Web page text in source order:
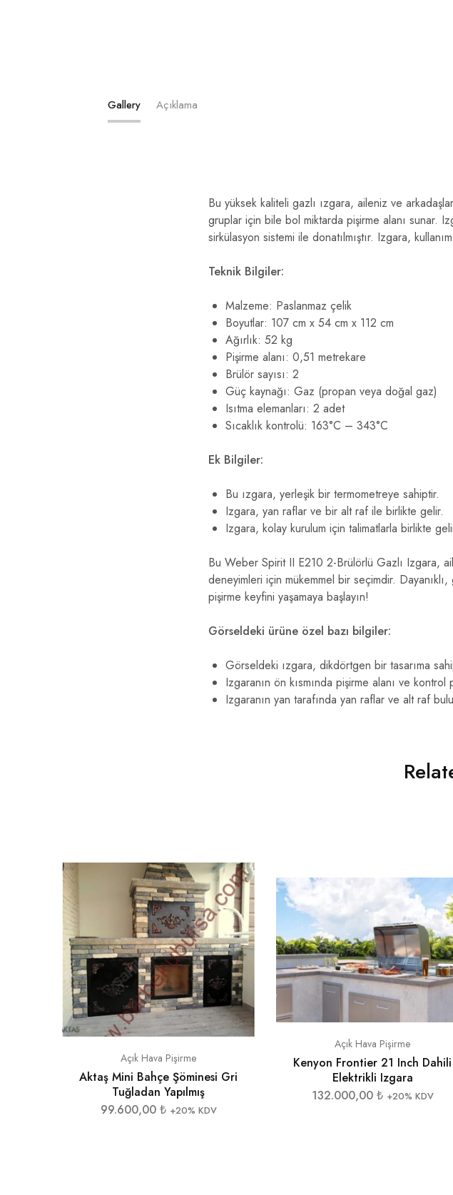
Gallery Açıklama
Bu yüksek kaliteli gazlı ızgara, aileniz ve
gruplar için bile bol miktarda pişirme alanı sunar.
sirkülasyon sistemi ile donatılmıştır. Izgara,
Teknik Bilgiler:
Malzeme: Paslanmaz çelik
Boyutlar: 107 cm x 54 cm x 112 cm
Ağırlık: 52 kg
Pişirme alanı: 0,51 metrekare
Brülör sayısı: 2
Güç kaynağı: Gaz (propan veya doğal gaz)
Isıtma elemanları: 2 adet
Sıcaklık kontrolü: 163°C – 343°C
Ek Bilgiler:
Bu ızgara, yerleşik bir termometreye sahiptir.
Izgara, yan raflar ve bir alt raf ile birlikte gelir.
Izgara, kolay kurulum için talimatlarla birlikte
Bu Weber Spirit II E210 2-Brülörlü Gazlı Izgara,
deneyimleri için mükemmel bir seçimdir.
pişirme keyfini yaşamaya başlayın!
Görseldeki ürüne özel bazı bilgiler:
Görseldeki ızgara, dikdörtgen bir tasarıma
Izgaranın ön kısmında pişirme alanı ve kontrol
Izgaranın yan tarafında yan raflar ve alt raf
Açık Hava Pişirme
Aktaş Mini Bahçe Şöminesi Gri
Tuğladan Yapılmış
99.600,00 ₺ +20% KDV
Açık Hava Pişirme
Kenyon Frontier 21 Inch Dahili
Elektrikli Izgara
132.000,00 ₺ +20% KDV